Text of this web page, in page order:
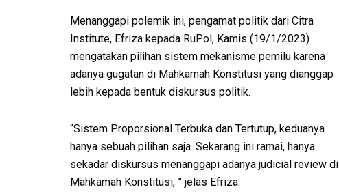
Menanggapi polemik ini, pengamat politik dari Citra
Institute, Efriza kepada RuPol, Kamis (19/1/2023)
mengatakan pilihan sistem mekanisme pemilu karena
adanya gugatan di Mahkamah Konstitusi yang dianggap
lebih kepada bentuk diskursus politik.
“Sistem Proporsional Terbuka dan Tertutup, keduanya
hanya sebuah pilihan saja. Sekarang ini ramai, hanya
sekadar diskursus menanggapi adanya judicial review di
Mahkamah Konstitusi, ” jelas Efriza.